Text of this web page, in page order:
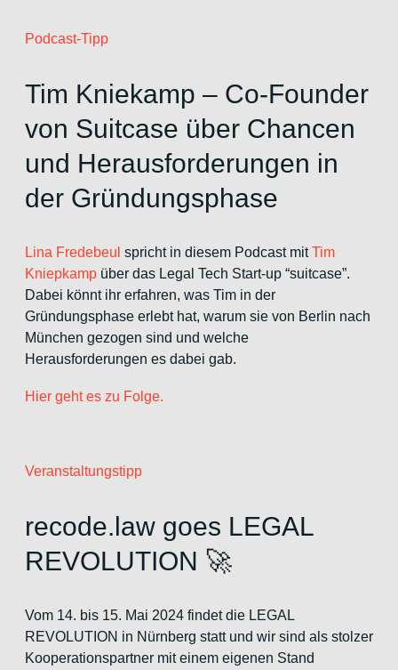
Podcast-Tipp
Tim Kniekamp – Co-Founder
von Suitcase über Chancen
und Herausforderungen in
der Gründungsphase
Lina Fredebeul spricht in diesem Podcast mitTim
Kniepkamp über das Legal Tech Start-up “suitcase”.
Dabei könnt ihr erfahren, was Tim in der
Gründungsphase erlebt hat, warum sie von Berlin nach
München gezogen sind und welche
Herausforderungen es dabei gab.
Hier geht es zu Folge.
Veranstaltungstipp
recode.law goes LEGAL
REVOLUTION 🚀
Vom 14. bis 15. Mai 2024 findet die LEGAL
REVOLUTION in Nürnberg statt und wir sind als stolzer
Kooperationspartner mit einem eigenen Stand